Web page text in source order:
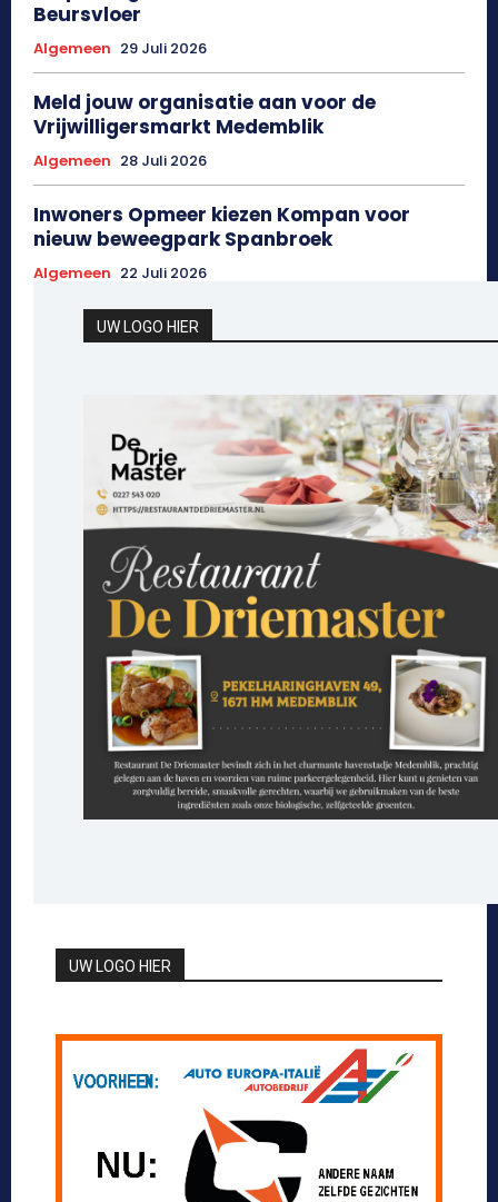
Beursvloer
Algemeen 29 Juli 2026
Meld jouw organisatie aan voor de
Vrijwilligersmarkt Medemblik
Algemeen 28 Juli 2026
Inwoners Opmeer kiezen Kompan voor
nieuw beweegpark Spanbroek
Algemeen 22 Juli 2026
UW LOGO HIER
UW LOGO HIER